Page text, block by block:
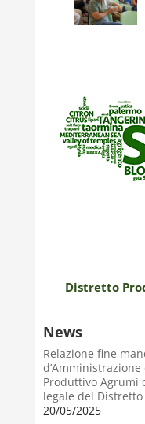
Distretto
News
Relazione fine
Produttivo Agrumi
legale del
20/05/2025